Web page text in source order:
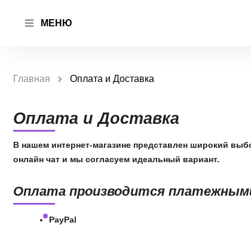
МЕНЮ
Главная Оплата и Доставка
Оплата и Доставка
В нашем интернет-магазине представлен широкий
онлайн чат и мы согласуем идеальный вариант.
Оплата производится
PayPal